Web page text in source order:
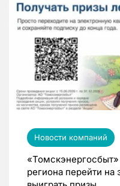
Новости компаний
региона перейти на